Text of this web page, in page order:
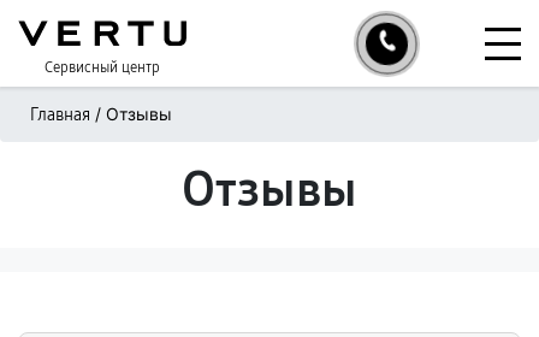
Сервисный центр
Главная / Отзывы
Отзывы